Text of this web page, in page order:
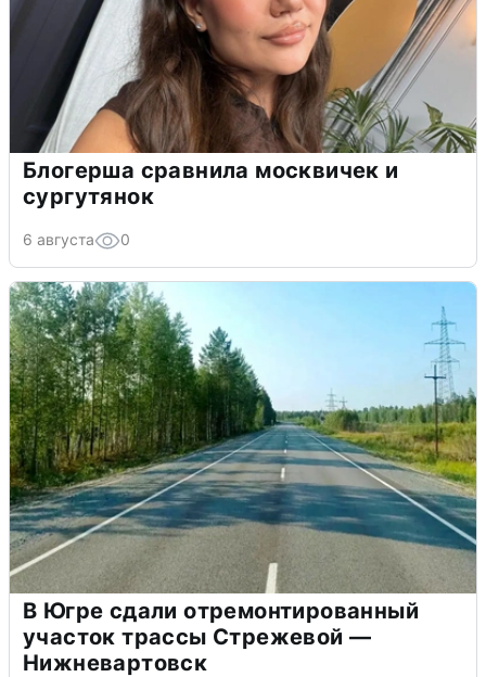
Блогерша сравнила москвичек и
сургутянок
6 августа 0
В Югре сдали отремонтированный
участок трассы Стрежевой —
Нижневартовск